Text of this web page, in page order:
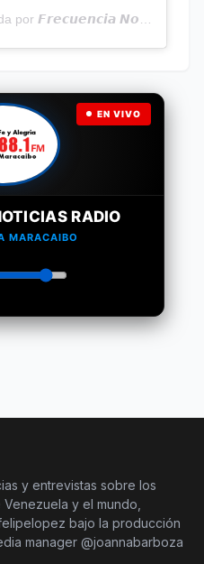
EN VIVO
RADIO
MARACAIBO
y entrevistas sobre los
y el mundo,
bajo la producción
manager @joannabarboza